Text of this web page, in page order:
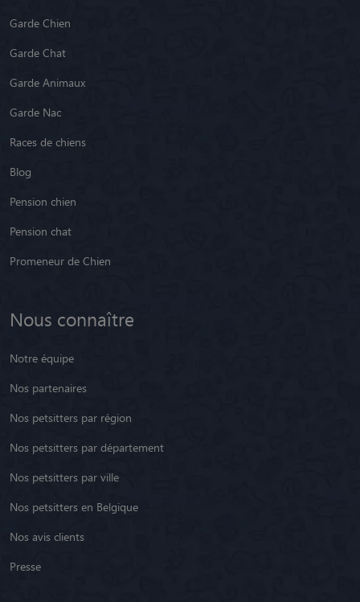
Garde Chien
Garde Chat
Garde Animaux
Garde Nac
Races de chiens
Blog
Pension chien
Pension chat
Promeneur de Chien
Nous connaître
Notre équipe
Nos partenaires
Nos petsitters par région
Nos petsitters par département
Nos petsitters par ville
Nos petsitters en Belgique
Nos avis clients
Presse